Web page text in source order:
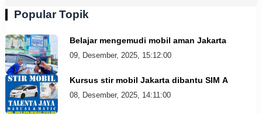
Popular Topik
Belajar mengemudi mobil aman Jakarta
09, Desember, 2025, 15:12:00
Kursus stir mobil Jakarta dibantu SIM A
08, Desember, 2025, 14:11:00